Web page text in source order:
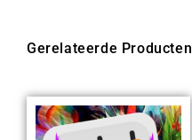
Gerelateerde Producten